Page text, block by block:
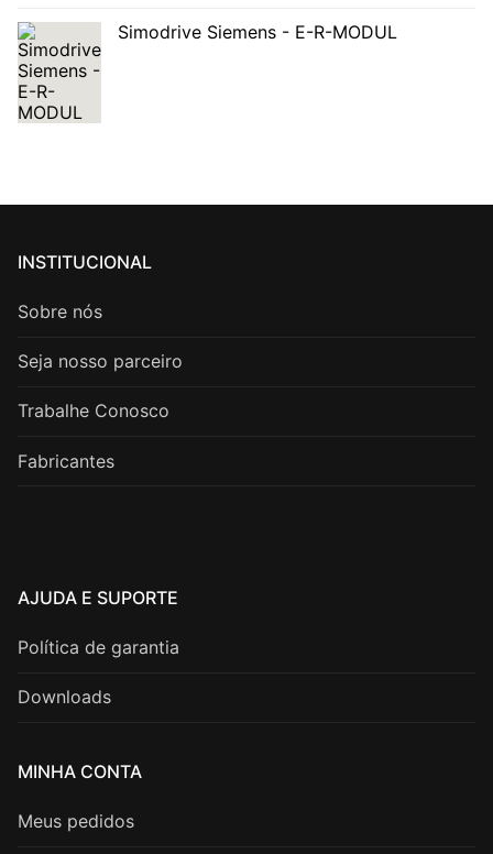
Simodrive Siemens - E-R-MODUL
INSTITUCIONAL
Sobre nós
Seja nosso parceiro
Trabalhe Conosco
Fabricantes
AJUDA E SUPORTE
Política de garantia
Downloads
MINHA CONTA
Meus pedidos